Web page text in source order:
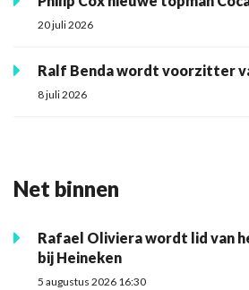
20 juli 2026
Ralf Benda wordt voorzitter
8 juli 2026
Net binnen
Rafael Oliviera wordt lid van
bij Heineken
5 augustus 2026 16:30